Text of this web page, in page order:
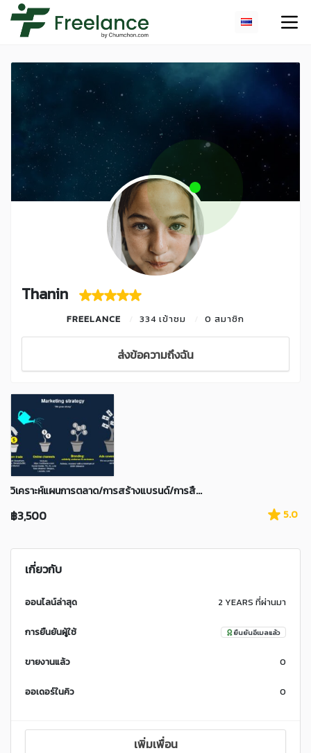
Thanin
FREELANCE 334 เข้าชม 0 สมาชิก
ส่งข้อความถึงฉัน
วิเคราะห์แผนการตลาด/การสร้างแบรนด์/การสื...
฿3,500 5.0
เกี่ยวกับ
ออนไลน์ล่าสุด 2 YEARS ที่ผ่านมา
การยืนยันผู้ใช้ ยืนยันอีเมลแล้ว
ขายงานแล้ว 0
ออเดอร์ในคิว 0
เพิ่มเพื่อน